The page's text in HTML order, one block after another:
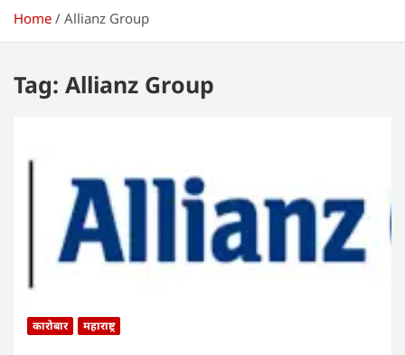
Home Allianz Group
Tag: Allianz Group
कारोबार महाराष्ट्र